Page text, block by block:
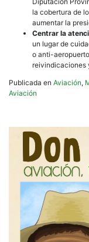
la cobertura de
aumentar la
Centrar la
un lugar de
o anti-
reivindicaciones
Publicada en Aviación,
Aviación